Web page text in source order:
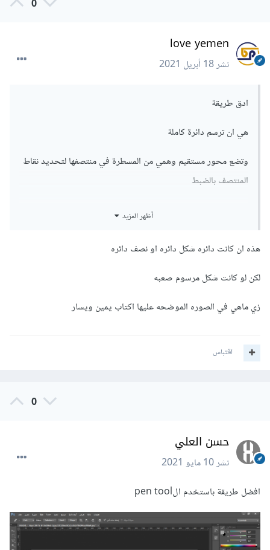
0
love yemen
نشر18 أبريل 2021
ادق طريقة
هي ان ترسم دائرة كاملة
وتضع محور مستقيم وهمي من المسطرة في منتصفها لتحديد نقاط
المنتصف بالضبط
جوانب القوس
أظهر المزيد
هذه ان كانت دائره شكل دائره او نصف دائره
لكن لو كانت شكل مرسوم صعبه
زي ماهي في الصوره الموضحه عليها اكتاب يمين ويسار
اقتباس
0
حسن العلي
نشر10 مايو 2021
افضل طريقة باستخدم الpen tool